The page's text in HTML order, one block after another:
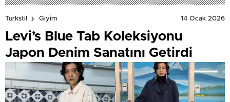
Türkstil Giyim 14 Ocak 2026
Levi’s Blue Tab Koleksiyonu
Japon Denim Sanatını Getirdi